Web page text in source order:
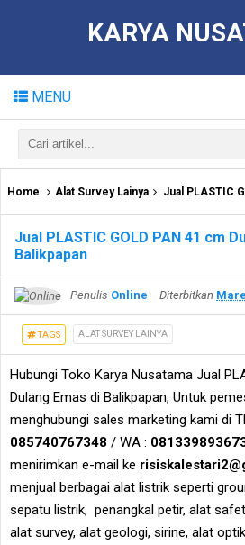
KARYA
MENU
Home Alat Survey Lainya Jual PLASTIC GOLD
Jual PLASTIC GOLD PAN 41 cm
Balikpapan
Penulis Online Diterbitkan
TAGS ALAT SURVEY LAINYA
Hubungi Toko Karya Nusatama Jual
Dulang Emas di Balikpapan, Untuk
menghubungi sales marketing kami di
085740767348 / WA :
menirimkan e-mail ke
menjual berbagai alat listrik seperti
sepatu listrik, penangkal petir, alat
alat survey, alat geologi, sirine, alat